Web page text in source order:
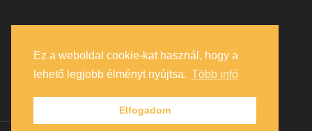
Ez a weboldal cookie-kat használ, hogy a
lehető legjobb élményt nyújtsa. Több infó
Elfogadom